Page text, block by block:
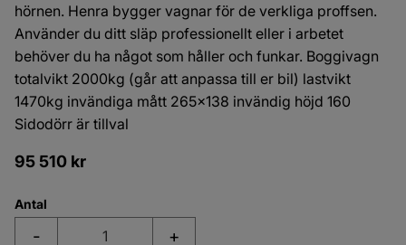
hörnen. Henra bygger vagnar för de verkliga proffsen.
Använder du ditt släp professionellt eller i arbetet
behöver du ha något som håller och funkar. Boggivagn
totalvikt 2000kg (går att anpassa till er bil) lastvikt
1470kg invändiga mått 265x138 invändig höjd 160
Sidodörr är tillval
95 510 kr
Antal
+
-